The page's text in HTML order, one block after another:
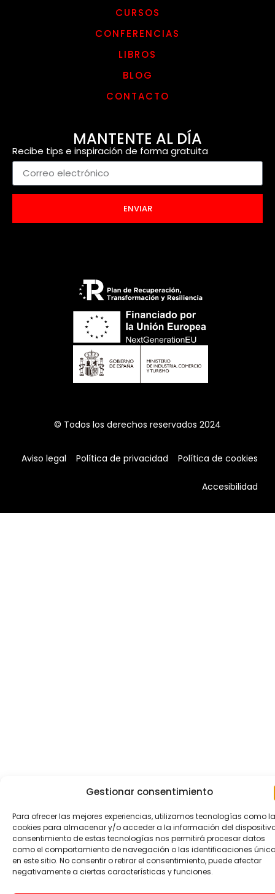
Gestionar consentimiento
Para ofrecer las mejores experiencias, utilizamos tecnologías como
cookies para almacenar y/o acceder a la información del
consentimiento de estas tecnologías nos permitirá procesar datos
como el comportamiento de navegación o las identificaciones
en este sitio. No consentir o retirar el consentimiento, puede afectar
negativamente a ciertas características y funciones.
CURSOS
CONFERENCIAS
LIBROS
BLOG
CONTACTO
MANTENTE AL DÍA
Recibe tips e inspiración de forma gratuita
ENVIAR
© Todos los derechos reservados 2024
Aviso legal Política de privacidad Política de cookies
Accesibilidad